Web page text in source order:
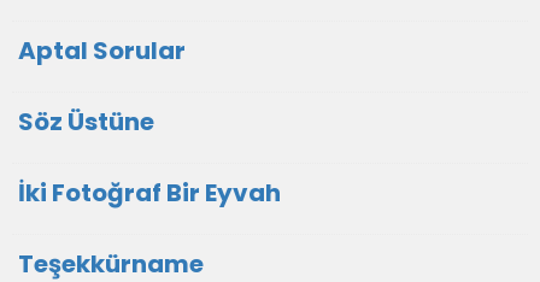
Aptal Sorular
Söz Üstüne
İki Fotoğraf Bir Eyvah
Teşekkürname